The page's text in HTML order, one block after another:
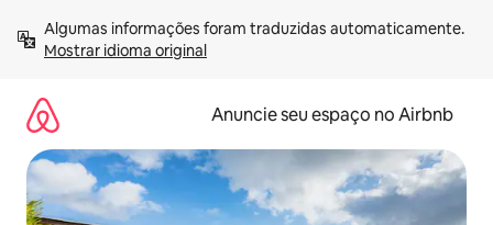
para
Mostrar idioma original
Anuncie seu espaço no Airbnb